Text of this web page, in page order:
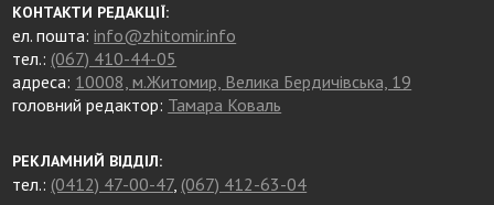
КОНТАКТИ РЕДАКЦІЇ:
ел. пошта:info@zhitomir.info
тел.: (067) 410-44-05
адреса: 10008, м.Житомир, Велика Бердичівська, 19
головний редактор: Тамара Коваль
РЕКЛАМНИЙ ВІДДІЛ:
тел.: (0412) 47-00-47, (067) 412-63-04